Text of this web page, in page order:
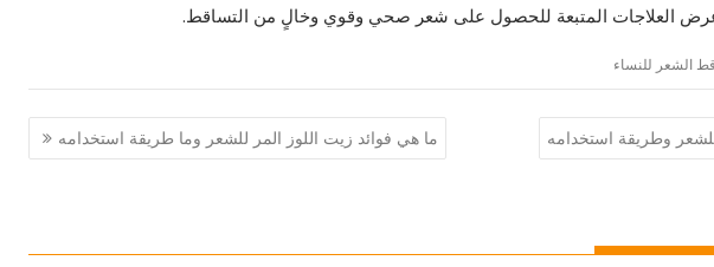
عرض العلاجات المتبعة للحصول على شعر صحي وقوي وخالٍ من التساقط.
الشعر للنساء
ما هي فوائد زيت اللوز المر للشعر وما طريقة استخدامه